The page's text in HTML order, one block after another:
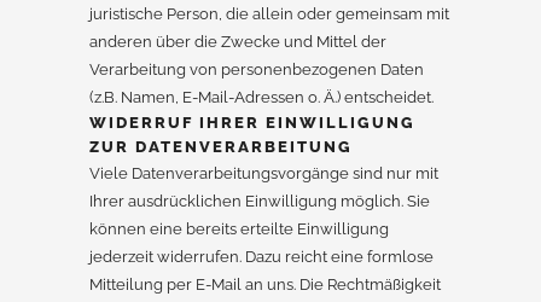
juristische Person, die allein oder gemeinsam mit
anderen über die Zwecke und Mittel der
Verarbeitung von personenbezogenen Daten
(z.B. Namen, E-Mail-Adressen o. Ä.) entscheidet.
WIDERRUF IHRER EINWILLIGUNG
ZUR DATENVERARBEITUNG
Viele Datenverarbeitungsvorgänge sind nur mit
Ihrer ausdrücklichen Einwilligung möglich. Sie
können eine bereits erteilte Einwilligung
jederzeit widerrufen. Dazu reicht eine formlose
Mitteilung per E-Mail an uns. Die Rechtmäßigkeit